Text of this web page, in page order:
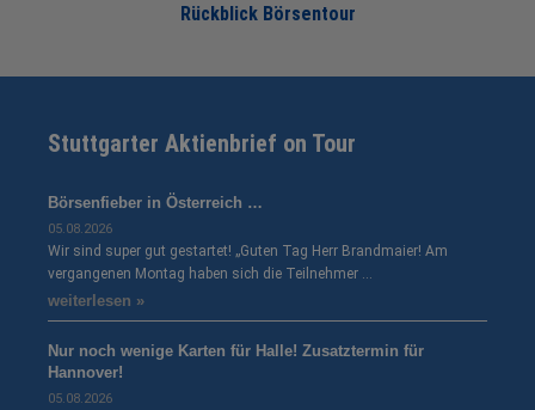
Rückblick Börsentour
Stuttgarter Aktienbrief on Tour
Börsenfieber in Österreich …
05.08.2026
Wir sind super gut gestartet! „Guten Tag Herr Brandmaier! Am
vergangenen Montag haben sich die Teilnehmer …
weiterlesen »
Nur noch wenige Karten für Halle! Zusatztermin für
Hannover!
05.08.2026